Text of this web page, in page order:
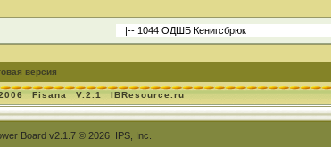
версия
Fisana V.2.1 IBResource.ru
Board v2.1.7 © 2026 IPS, Inc.